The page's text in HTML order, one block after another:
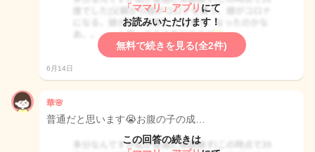
「ママリ」アプリ にて
お読みいただけます！
無料で続きを見る(全2件)
6月14日
華🌸
普通だと思います😭お腹の子の成…
この回答の続きは